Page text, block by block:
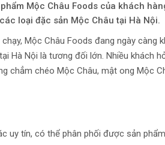
Mộc Châu Foods của khách
loại đặc sản Mộc Châu tại Hà Nội.
Mộc Châu Foods đang ngày
Hà Nội là tương đối lớn. Nhiều khách
chẳm chéo Mộc Châu, mật ong Mộc
uy tín, có thể phân phối được sản